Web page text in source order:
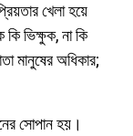
খেলা হয়ে
কি ভিক্ষুক, না কি
মানুষের অধিকার;
সোপান হয়।